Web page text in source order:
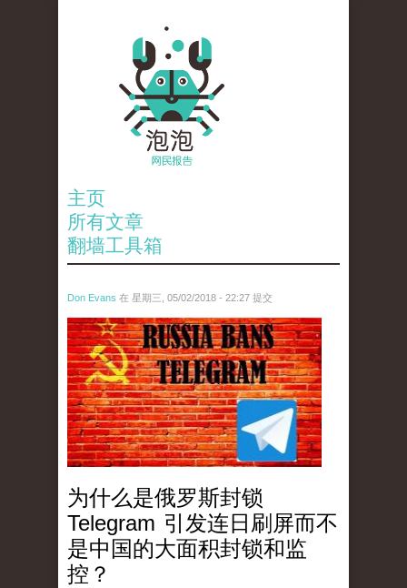
主页
所有文章
翻墙工具箱
Don Evans 在 星期三, 05/02/2018 - 22:27 提交
tou_.jpeg
为什么是俄罗斯封锁
Telegram 引发连日刷屏而不
是中国的大面积封锁和监
控？